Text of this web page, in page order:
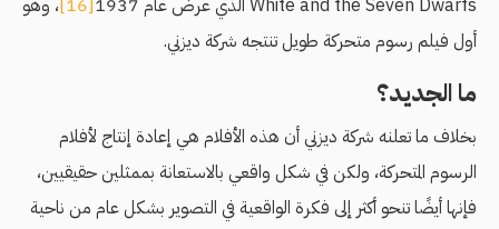
White and the Seven Dwarfs الذي عرض عام 1937
[16]
، وهو
أول فيلم رسوم متحركة طويل تنتجه شركة ديزني.
ما الجديد؟
بخلاف ما تعلنه شركة ديزني أن هذه الأفلام هي إعادة إنتاج لأفلام
الرسوم المتحركة، ولكن في شكل واقعي بالاستعانة بممثلين حقيقيين،
فإنها أيضًا تنحو أكثر إلى فكرة الواقعية في التصوير بشكل عام من ناحية